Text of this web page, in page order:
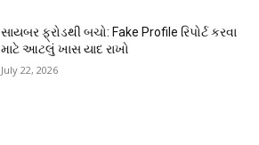
સાયબર ફ્રોડથી બચો: Fake Profile રિપોર્ટ કરવા
માટે આટલું ખાસ યાદ રાખો
July 22, 2026